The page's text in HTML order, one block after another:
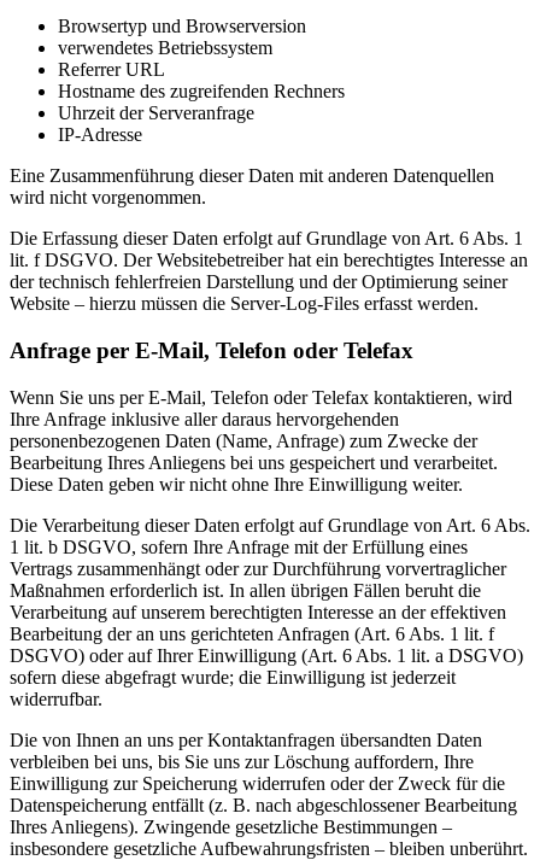
Browsertyp und Browserversion
verwendetes Betriebssystem
Referrer URL
Hostname des zugreifenden Rechners
Uhrzeit der Serveranfrage
IP-Adresse
Eine Zusammenführung dieser Daten mit anderen Datenquellen
wird nicht vorgenommen.
Die Erfassung dieser Daten erfolgt auf Grundlage von Art. 6 Abs. 1
lit. f DSGVO. Der Websitebetreiber hat ein berechtigtes Interesse an
der technisch fehlerfreien Darstellung und der Optimierung seiner
Website – hierzu müssen die Server-Log-Files erfasst werden.
Anfrage per E-Mail, Telefon oder Telefax
Wenn Sie uns per E-Mail, Telefon oder Telefax kontaktieren, wird
Ihre Anfrage inklusive aller daraus hervorgehenden
personenbezogenen Daten (Name, Anfrage) zum Zwecke der
Bearbeitung Ihres Anliegens bei uns gespeichert und verarbeitet.
Diese Daten geben wir nicht ohne Ihre Einwilligung weiter.
Die Verarbeitung dieser Daten erfolgt auf Grundlage von Art. 6 Abs.
1 lit. b DSGVO, sofern Ihre Anfrage mit der Erfüllung eines
Vertrags zusammenhängt oder zur Durchführung vorvertraglicher
Maßnahmen erforderlich ist. In allen übrigen Fällen beruht die
Verarbeitung auf unserem berechtigten Interesse an der effektiven
Bearbeitung der an uns gerichteten Anfragen (Art. 6 Abs. 1 lit. f
DSGVO) oder auf Ihrer Einwilligung (Art. 6 Abs. 1 lit. a DSGVO)
sofern diese abgefragt wurde; die Einwilligung ist jederzeit
widerrufbar.
Die von Ihnen an uns per Kontaktanfragen übersandten Daten
verbleiben bei uns, bis Sie uns zur Löschung auffordern, Ihre
Einwilligung zur Speicherung widerrufen oder der Zweck für die
Datenspeicherung entfällt (z. B. nach abgeschlossener Bearbeitung
Ihres Anliegens). Zwingende gesetzliche Bestimmungen –
insbesondere gesetzliche Aufbewahrungsfristen – bleiben unberührt.